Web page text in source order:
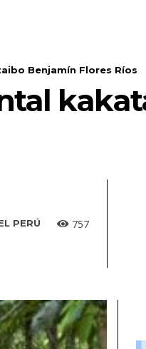
Benjamín Flores Ríos
PERÚ 757